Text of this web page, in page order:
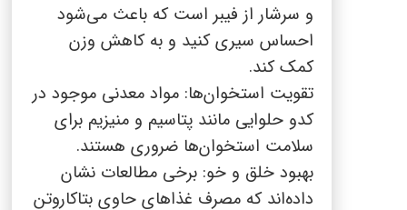
و سرشار از فیبر است که باعث می‌شود
احساس سیری کنید و به کاهش وزن
کمک کند.
تقویت استخوان‌ها: مواد معدنی موجود در
کدو حلوایی مانند پتاسیم و منیزیم برای
سلامت استخوان‌ها ضروری هستند.
بهبود خلق و خو: برخی مطالعات نشان
داده‌اند که مصرف غذاهای حاوی بتاکاروتن